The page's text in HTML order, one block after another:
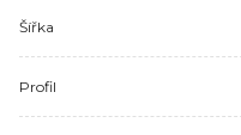
Šířka
Profil